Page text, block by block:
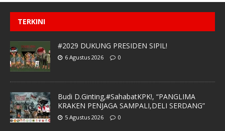
TERKINI
#2029 DUKUNG PRESIDEN SIPIL!
6 Agustus 2026 0
Budi D.Ginting,#SahabatKPK!, “PANGLIMA
KRAKEN PENJAGA SAMPALI,DELI SERDANG”
5 Agustus 2026 0